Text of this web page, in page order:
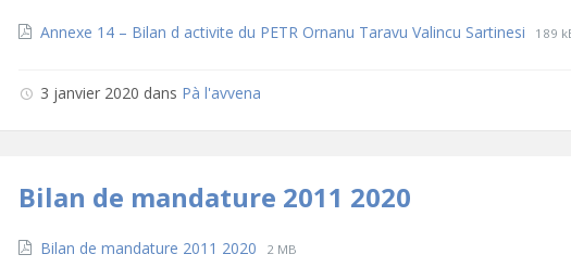
Téléchargements
Annexe 14 – Bilan d activite du PETR Ornanu Taravu Valincu Sartinesi File
File
189
3 janvier 2020 dans Pà l'avvena
Bilan de mandature 2011 2020
Téléchargements
Bilan de mandature 2011 2020 File
File
2 MB